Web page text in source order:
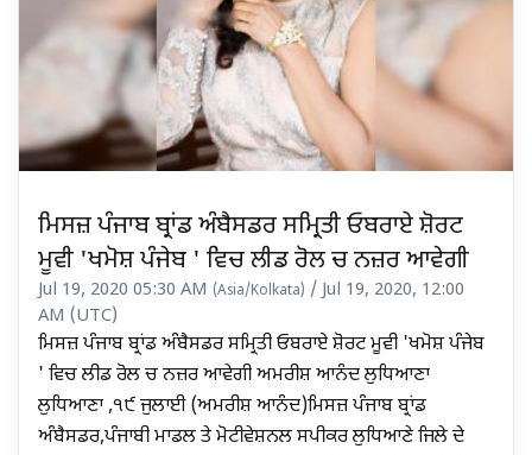
ਮਿਸਜ਼ ਪੰਜਾਬ ਬ੍ਰਾਂਡ ਅੰਬੈਸਡਰ ਸਮ੍ਰਿਤੀ ਓਬਰਾਏ ਸ਼ੋਰਟ
ਮੂਵੀ 'ਖਮੋਸ਼ ਪੰਜੇਬ ' ਵਿਚ ਲੀਡ ਰੋਲ ਚ ਨਜ਼ਰ ਆਵੇਗੀ
Jul 19, 2020 05:30 AM (Asia/Kolkata) / Jul 19, 2020, 12:00
AM (UTC)
ਮਿਸਜ਼ ਪੰਜਾਬ ਬ੍ਰਾਂਡ ਅੰਬੈਸਡਰ ਸਮ੍ਰਿਤੀ ਓਬਰਾਏ ਸ਼ੋਰਟ ਮੂਵੀ 'ਖਮੋਸ਼ ਪੰਜੇਬ
' ਵਿਚ ਲੀਡ ਰੋਲ ਚ ਨਜ਼ਰ ਆਵੇਗੀ ਅਮਰੀਸ਼ ਆਨੰਦ ਲੁਧਿਆਣਾ
ਲੁਧਿਆਣਾ ,੧੯ ਜੁਲਾਈ (ਅਮਰੀਸ਼ ਆਨੰਦ)ਮਿਸਜ਼ ਪੰਜਾਬ ਬ੍ਰਾਂਡ
ਅੰਬੈਸਡਰ,ਪੰਜਾਬੀ ਮਾਡਲ ਤੇ ਮੋਟੀਵੇਸ਼ਨਲ ਸਪੀਕਰ ਲੁਧਿਆਣੇ ਜਿਲੇ ਦੇ